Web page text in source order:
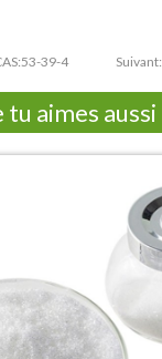
39-4 Suivant:
aimes aussi